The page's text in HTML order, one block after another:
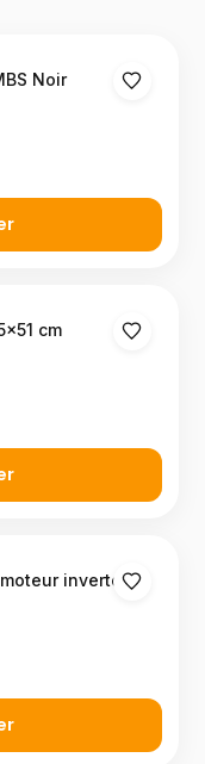
Noir
cm
inverter